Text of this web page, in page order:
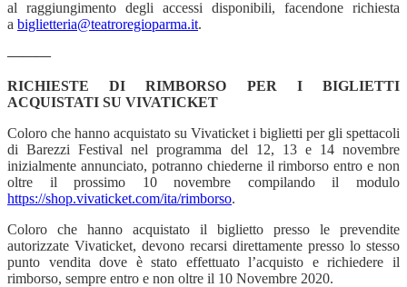
al raggiungimento degli accessi disponibili, facendone richiesta
a biglietteria@teatroregioparma.it.
———
RICHIESTE DI RIMBORSO PER I BIGLIETTI
ACQUISTATI SU VIVATICKET
Coloro che hanno acquistato su Vivaticket i biglietti per gli spettacoli
di Barezzi Festival nel programma del 12, 13 e 14 novembre
inizialmente annunciato, potranno chiederne il rimborso entro e non
oltre il prossimo 10 novembre compilando il modulo
https://shop.vivaticket.com/ita/rimborso.
Coloro che hanno acquistato il biglietto presso le prevendite
autorizzate Vivaticket, devono recarsi direttamente presso lo stesso
punto vendita dove è stato effettuato l’acquisto e richiedere il
rimborso, sempre entro e non oltre il 10 Novembre 2020.